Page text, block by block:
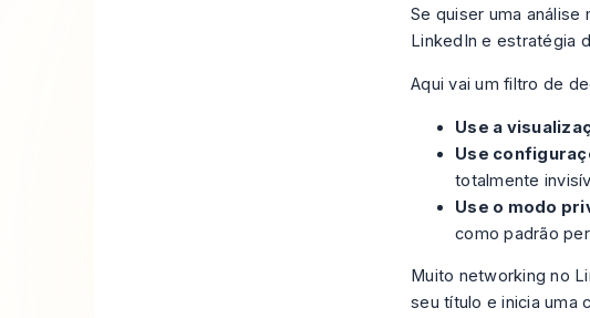
Se quiser uma
LinkedIn e estratégia
Aqui vai um filtro de
Use a
Use
totalmente
Use o modo
como padrão
Muito networking no
seu título e inicia uma